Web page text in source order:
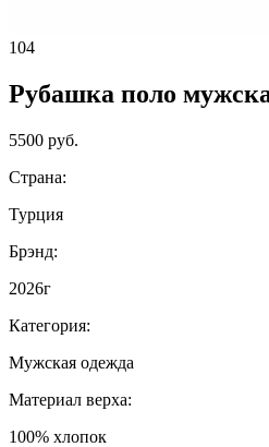
104
Рубашка поло
5500 руб.
Страна:
Турция
Брэнд:
2026г
Категория:
Мужская одежда
Материал верха:
100% хлопок